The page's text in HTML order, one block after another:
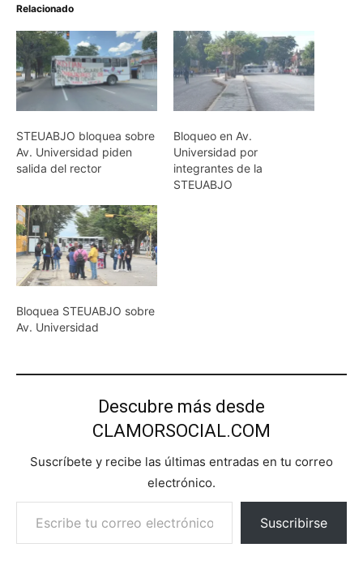
Relacionado
STEUABJO bloquea sobre
Av. Universidad piden
salida del rector
Bloqueo en Av.
Universidad por
integrantes de la
STEUABJO
Bloquea STEUABJO sobre
Av. Universidad
Descubre más desde
CLAMORSOCIAL.COM
Suscríbete y recibe las últimas entradas en tu correo
electrónico.
Escribe tu correo electrónico…
Suscribirse